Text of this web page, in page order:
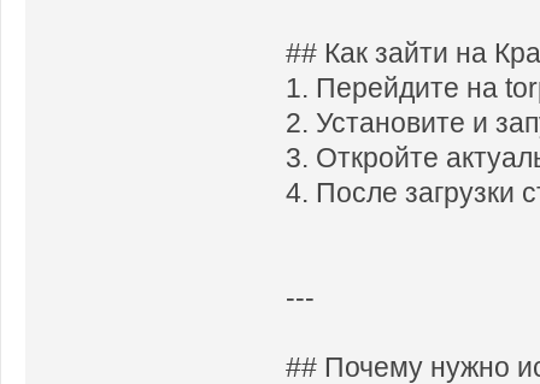
## Как зайти на
1. Перейдите на
2. Установите и
3. Откройте
4. После загрузки
---
## Почему нужно